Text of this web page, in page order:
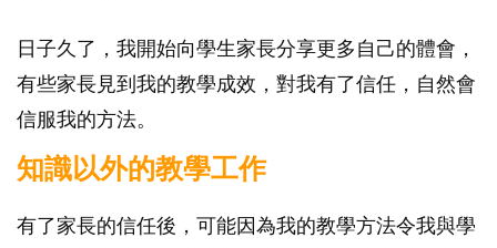
日子久了，我開始向學生家長分享更多自己的體會，
有些家長見到我的教學成效，對我有了信任，自然會
信服我的方法。
知識以外的教學工作
有了家長的信任後，可能因為我的教學方法令我與學